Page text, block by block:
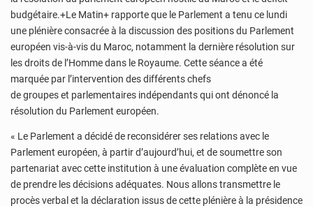
budgétaire.+Le Matin+ rapporte que le Parlement a tenu ce lundi
une plénière consacrée à la discussion des positions du Parlement
européen vis-à-vis du Maroc, notamment la dernière résolution sur
les droits de l’Homme dans le Royaume. Cette séance a été
marquée par l’intervention des différents chefs
de groupes et parlementaires indépendants qui ont dénoncé la
résolution du Parlement européen.
« Le Parlement a décidé de reconsidérer ses relations avec le
Parlement européen, à partir d’aujourd’hui, et de soumettre son
partenariat avec cette institution à une évaluation complète en vue
de prendre les décisions adéquates. Nous allons transmettre le
procès verbal et la déclaration issus de cette plénière à la présidence